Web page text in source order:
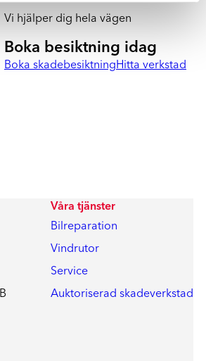
Vi hjälper dig hela vägen
Boka besiktning idag
Boka skadebesiktningHitta verkstad
Våra tjänster
Bilreparation
Vindrutor
Service
Auktoriserad skadeverkstad